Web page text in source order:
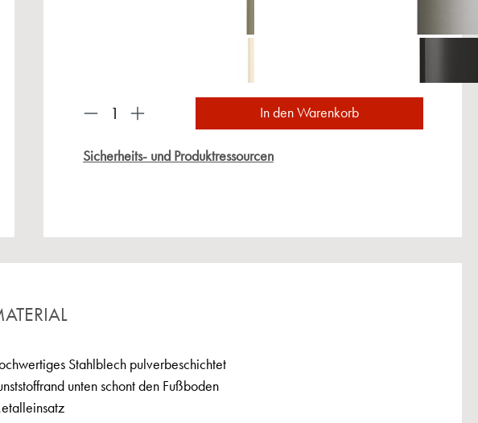
Produkt Anzahl: Gib den gewünschten Wert ein
In den Warenkorb
Sicherheits- und Produktressourcen
Stahlblech pulverbeschichtet
unten schont den Fußboden